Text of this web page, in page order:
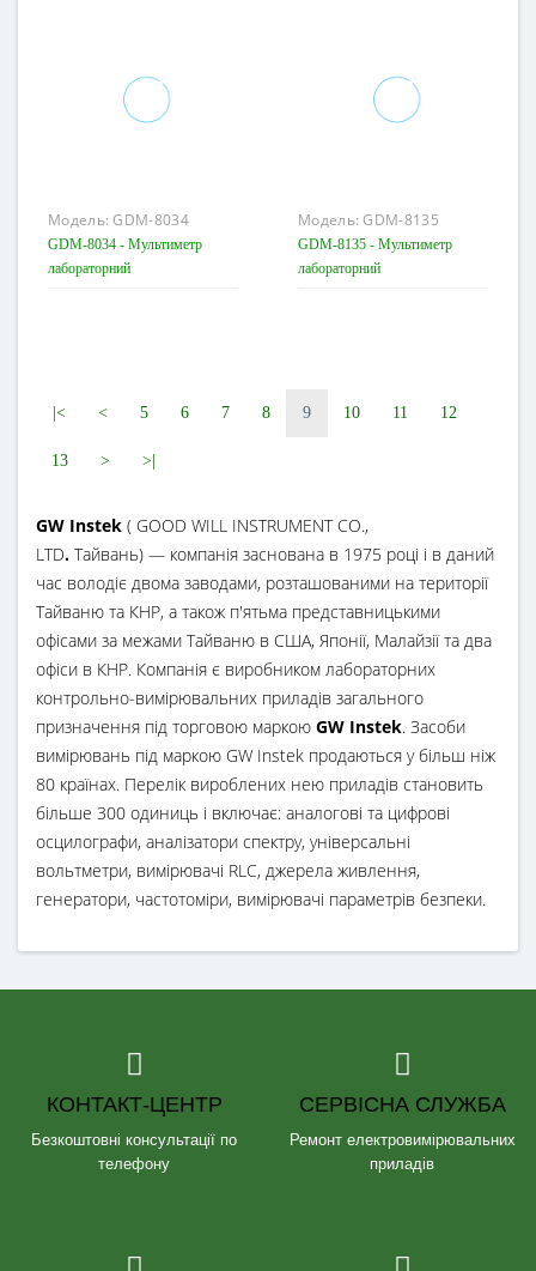
Модель:GDM-8034
GDM-8034 - Мультиметр
лабораторний
Модель:GDM-8135
GDM-8135 - Мультиметр
лабораторний
|< < 5 6 7 8 9 10 11 12
13 > >|
GW Instek ( GOOD WILL INSTRUMENT CO.,
LTD. Тайвань) — компанія заснована в 1975 році і в даний
час володіє двома заводами, розташованими на території
Тайваню та КНР, а також п'ятьма представницькими
офісами за межами Тайваню в США, Японії, Малайзії та два
офіси в КНР. Компанія є виробником лабораторних
контрольно-вимірювальних приладів загального
призначення під торговою маркою GW Instek. Засоби
вимірювань під маркою GW Instek продаються у більш ніж
80 країнах. Перелік вироблених нею приладів становить
більше 300 одиниць і включає: аналогові та цифрові
осцилографи, аналізатори спектру, універсальні
вольтметри, вимірювачі RLC, джерела живлення,
генератори, частотоміри, вимірювачі параметрів безпеки.
КОНТАКТ-ЦЕНТР
Безкоштовні консультації по
телефону
СЕРВІСНА СЛУЖБА
Ремонт електровимірювальних
приладів